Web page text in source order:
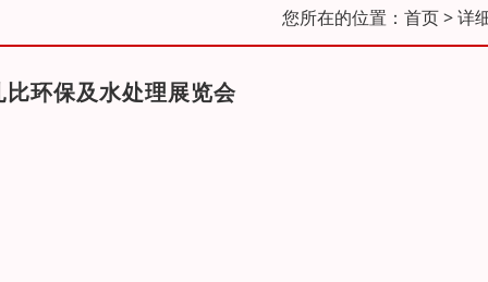
您所在的位置： 首页> 详
环保及水处理展览会